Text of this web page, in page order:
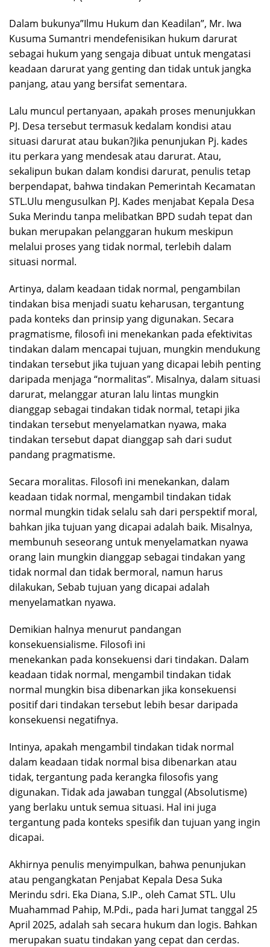
Dalam bukunya”Ilmu Hukum dan Keadilan”, Mr. Iwa
Kusuma Sumantri mendefenisikan hukum darurat
sebagai hukum yang sengaja dibuat untuk mengatasi
keadaan darurat yang genting dan tidak untuk jangka
panjang, atau yang bersifat sementara.
Lalu muncul pertanyaan, apakah proses menunjukkan
PJ. Desa tersebut termasuk kedalam kondisi atau
situasi darurat atau bukan?Jika penunjukan Pj. kades
itu perkara yang mendesak atau darurat. Atau,
sekalipun bukan dalam kondisi darurat, penulis tetap
berpendapat, bahwa tindakan Pemerintah Kecamatan
STL.Ulu mengusulkan PJ. Kades menjabat Kepala Desa
Suka Merindu tanpa melibatkan BPD sudah tepat dan
bukan merupakan pelanggaran hukum meskipun
melalui proses yang tidak normal, terlebih dalam
situasi normal.
Artinya, dalam keadaan tidak normal, pengambilan
tindakan bisa menjadi suatu keharusan, tergantung
pada konteks dan prinsip yang digunakan. Secara
pragmatisme, filosofi ini menekankan pada efektivitas
tindakan dalam mencapai tujuan, mungkin mendukung
tindakan tersebut jika tujuan yang dicapai lebih penting
daripada menjaga “normalitas”. Misalnya, dalam situasi
darurat, melanggar aturan lalu lintas mungkin
dianggap sebagai tindakan tidak normal, tetapi jika
tindakan tersebut menyelamatkan nyawa, maka
tindakan tersebut dapat dianggap sah dari sudut
pandang pragmatisme.
Secara moralitas. Filosofi ini menekankan, dalam
keadaan tidak normal, mengambil tindakan tidak
normal mungkin tidak selalu sah dari perspektif moral,
bahkan jika tujuan yang dicapai adalah baik. Misalnya,
membunuh seseorang untuk menyelamatkan nyawa
orang lain mungkin dianggap sebagai tindakan yang
tidak normal dan tidak bermoral, namun harus
dilakukan, Sebab tujuan yang dicapai adalah
menyelamatkan nyawa.
Demikian halnya menurut pandangan
konsekuensialisme. Filosofi ini
menekankan pada konsekuensi dari tindakan. Dalam
keadaan tidak normal, mengambil tindakan tidak
normal mungkin bisa dibenarkan jika konsekuensi
positif dari tindakan tersebut lebih besar daripada
konsekuensi negatifnya.
Intinya, apakah mengambil tindakan tidak normal
dalam keadaan tidak normal bisa dibenarkan atau
tidak, tergantung pada kerangka filosofis yang
digunakan. Tidak ada jawaban tunggal (Absolutisme)
yang berlaku untuk semua situasi. Hal ini juga
tergantung pada konteks spesifik dan tujuan yang ingin
dicapai.
Akhirnya penulis menyimpulkan, bahwa penunjukan
atau pengangkatan Penjabat Kepala Desa Suka
Merindu sdri. Eka Diana, S.IP., oleh Camat STL. Ulu
Muahammad Pahip, M.Pdi., pada hari Jumat tanggal 25
April 2025, adalah sah secara hukum dan logis. Bahkan
merupakan suatu tindakan yang cepat dan cerdas.